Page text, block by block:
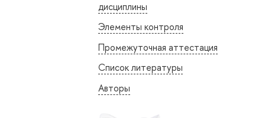
дисциплины
Элементы контроля
Промежуточная аттестация
Список литературы
Авторы